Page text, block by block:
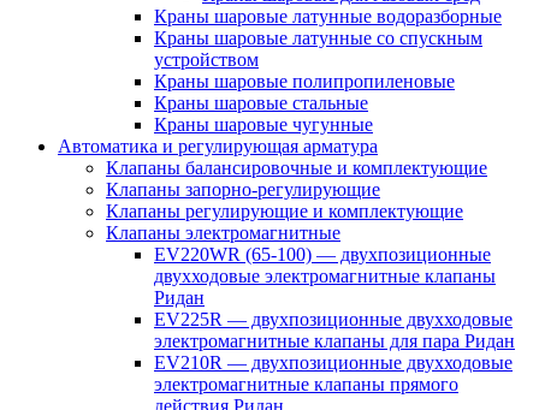
Краны шаровые латунные водоразборные
Краны шаровые латунные со спускным
устройством
Краны шаровые полипропиленовые
Краны шаровые стальные
Краны шаровые чугунные
Автоматика и регулирующая арматура
Клапаны балансировочные и комплектующие
Клапаны запорно-регулирующие
Клапаны регулирующие и комплектующие
Клапаны электромагнитные
EV220WR (65-100) — двухпозиционные
двухходовые электромагнитные клапаны
Ридан
EV225R — двухпозиционные двухходовые
электромагнитные клапаны для пара Ридан
EV210R — двухпозиционные двухходовые
электромагнитные клапаны прямого
действия Ридан